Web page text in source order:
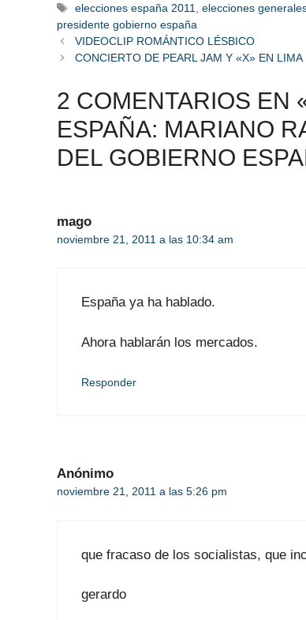
Etiquetas
elecciones españa 2011,elecciones
presidente gobierno españa
VIDEOCLIP ROMÁNTICO LÉSBICO
CONCIERTO DE PEARL JAM Y «X» EN LIMA
2 COMENTARIOS EN
ESPAÑA: MARIANO
DEL GOBIERNO
mago
noviembre 21, 2011 a las 10:34 am
España ya ha hablado.
Ahora hablarán los mercados.
Responder
Anónimo
noviembre 21, 2011 a las 5:26 pm
que fracaso de los socialistas, que
gerardo